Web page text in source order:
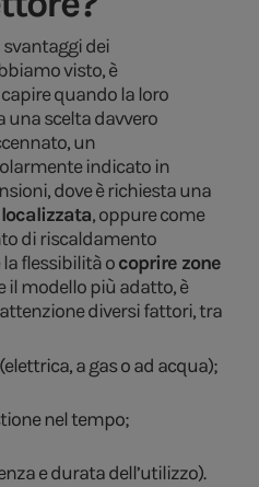
svantaggi dei
visto, è
quando la loro
una scelta davvero
un
indicato in
dove è richiesta una
, oppure come
di riscaldamento
flessibilità ocoprire zone
il modello più adatto, è
diversi fattori, tra
a gas o ad acqua);
nel tempo;
e durata dell’utilizzo).